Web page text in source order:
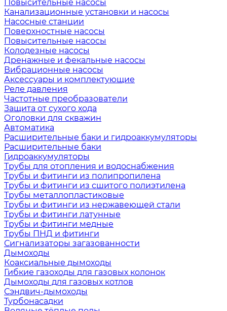
Повысительные насосы
Канализационные установки и насосы
Насосные станции
Поверхностные насосы
Повысительные насосы
Колодезные насосы
Дренажные и фекальные насосы
Вибрационные насосы
Аксессуары и комплектующие
Реле давления
Частотные преобразователи
Защита от сухого хода
Оголовки для скважин
Автоматика
Расширительные баки и гидроаккумуляторы
Расширительные баки
Гидроаккумуляторы
Трубы для отопления и водоснабжения
Трубы и фитинги из полипропилена
Трубы и фитинги из сшитого полиэтилена
Трубы металлопластиковые
Трубы и фитинги из нержавеющей стали
Трубы и фитинги латунные
Трубы и фитинги медные
Трубы ПНД и фитинги
Сигнализаторы загазованности
Дымоходы
Коаксиальные дымоходы
Гибкие газоходы для газовых колонок
Дымоходы для газовых котлов
Сэндвич-дымоходы
Турбонасадки